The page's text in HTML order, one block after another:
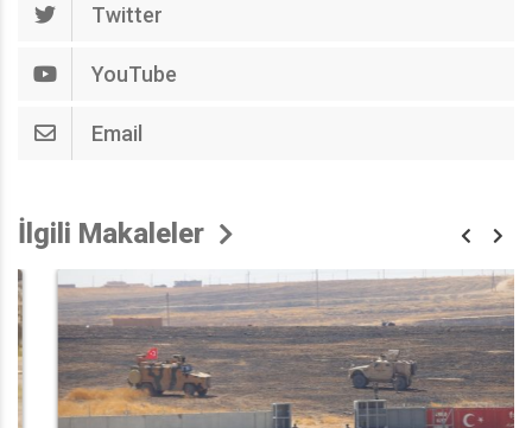
Twitter
YouTube
Email
İlgili Makaleler